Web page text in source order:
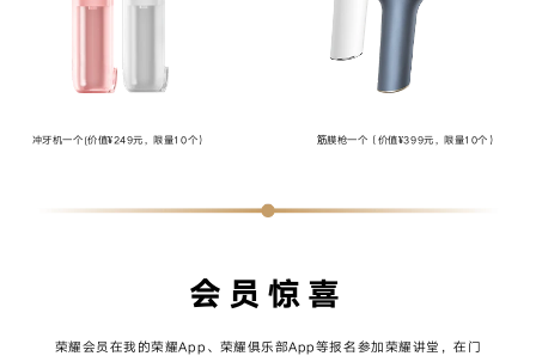
冲牙机一个(价值¥249元，限量10个） 筋膜枪一个（价值¥399元，限量10个）
会员惊喜
荣耀会员在我的荣耀App、荣耀俱乐部App等报名参加荣耀讲堂，在门